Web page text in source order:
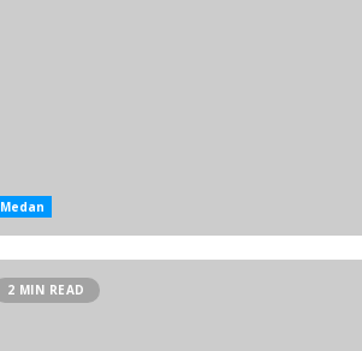
Medan
2 MIN READ